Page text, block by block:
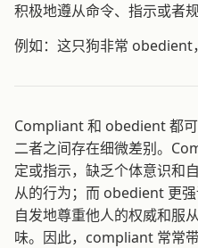
积极地遵从命令、指示或者
例如：这只狗非常 obedient
Compliant 和 obedient 都
二者之间存在细微差别。
定或指示，缺乏个体意识和
从的行为；而 obedient 更
自发地尊重他人的权威和服
味。因此，compliant 常常